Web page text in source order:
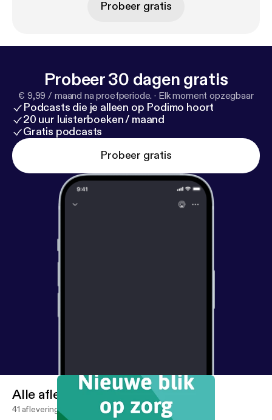
Probeer gratis
Probeer 30 dagen gratis
€ 9,99 / maand na proefperiode. · Elk moment opzegbaar
Podcasts die je alleen op Podimo hoort
20 uur luisterboeken / maand
Gratis podcasts
Probeer gratis
Alle afleveringen
41 afleveringen